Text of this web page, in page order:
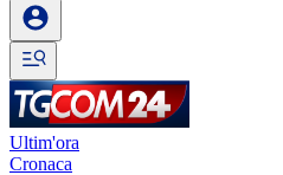
Ultim'ora
Cronaca